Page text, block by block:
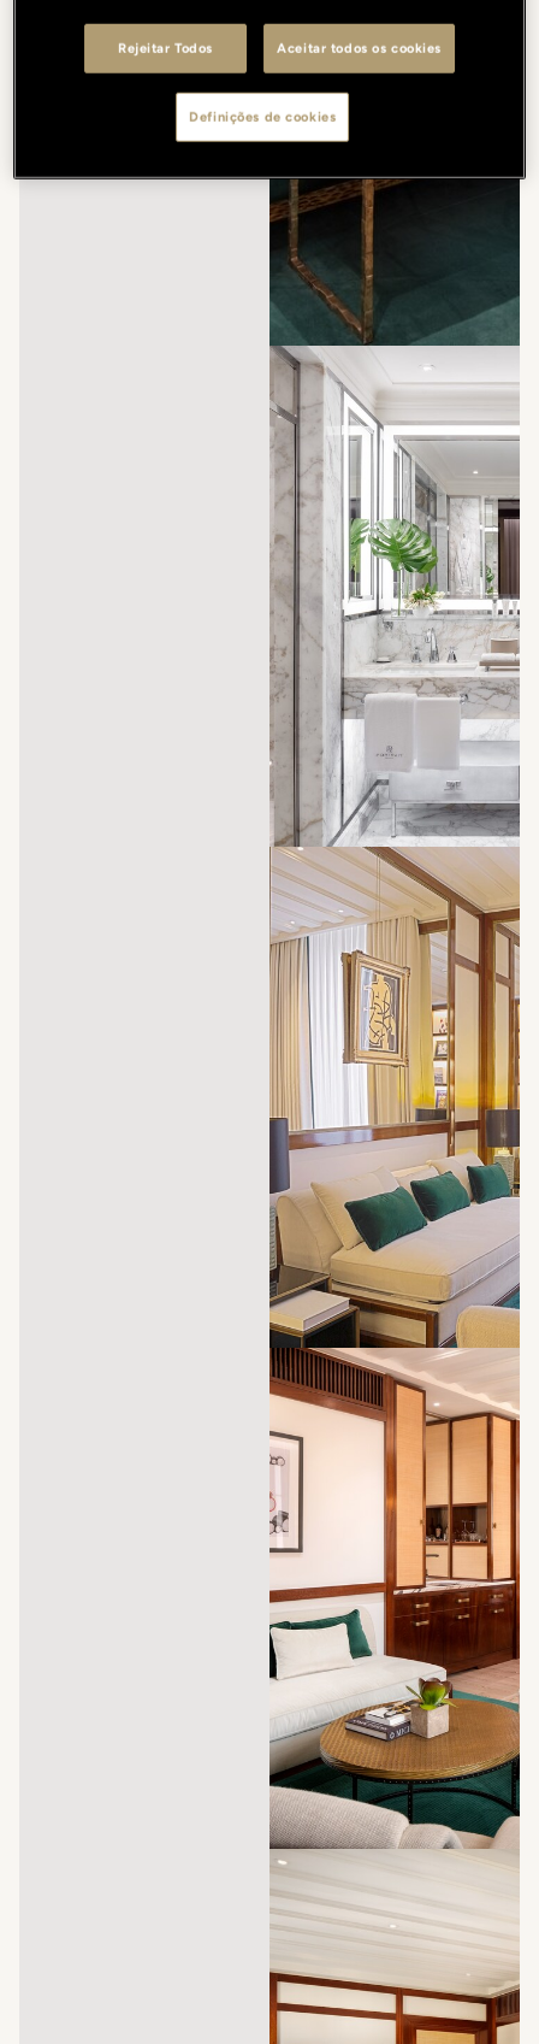
Rejeitar Todos Aceitar todos os cookies
Definições de cookies